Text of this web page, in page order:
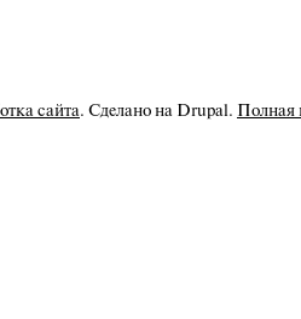
сайта. Сделано на Drupal. Полная